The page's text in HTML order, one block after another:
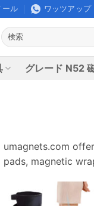
ール ワッツアップ
検
索
す
る:
グレード N52
umagnets.com
pads, magnetic